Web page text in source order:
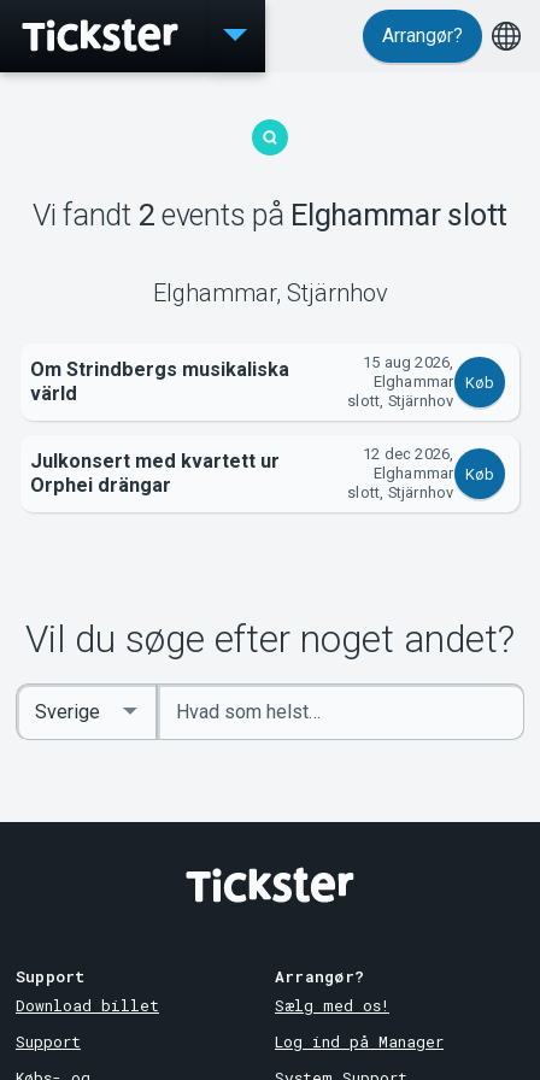
Events
MyTickster
Arrangør?
Vi fandt 2 events på Elghammar slott
Elghammar, Stjärnhov
Om Strindbergs musikaliska
värld
15 aug 2026,
Elghammar
slott, Stjärnhov
Køb
Julkonsert med kvartett ur
Orphei drängar
12 dec 2026,
Elghammar
slott, Stjärnhov
Køb
Vil du søge efter noget andet?
Indtast
søgeord
Select
Country
Support
Download billet
Support
Arrangør?
Sælg med os!
Log ind på Manager